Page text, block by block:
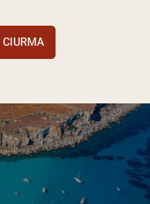
CIURMA